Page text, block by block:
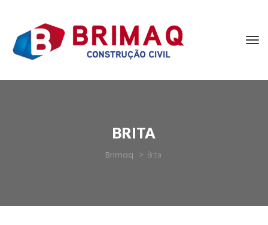
BRITA
Brimaq > Brita